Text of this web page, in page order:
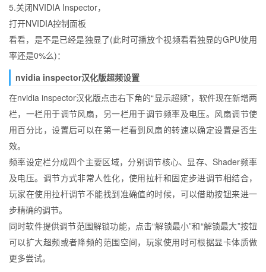
5.关闭NVIDIA Inspector，
打开NVIDIA控制面板
看看，是不是已经是独显了(此时可播放个视频看看独显的GPU使用
率还是0%么)：
nvidia inspector汉化版超频设置
在nvidia inspector汉化版点击右下角的“显示超频”，软件现在新增两
栏，一栏用于调节风扇，另一栏用于调节频率及电压。风扇调节使
用百分比，设置后可以在第一栏看到风扇的转速以确定设置是否生
效。
频率设定栏分成四个主要区域，分别调节核心、显存、Shader频率
及电压。调节方式非常人性化，使用拉杆和固定步进调节相结合，
玩家在使用拉杆调节不能找到准确值的时候，可以借助按钮来进一
步精确的调节。
同时软件提供调节范围解锁功能，点击“解锁最小”和“解锁最大”按钮
可以扩大超频或者降频的范围空间，玩家使用时可根据显卡体质做
更多尝试。